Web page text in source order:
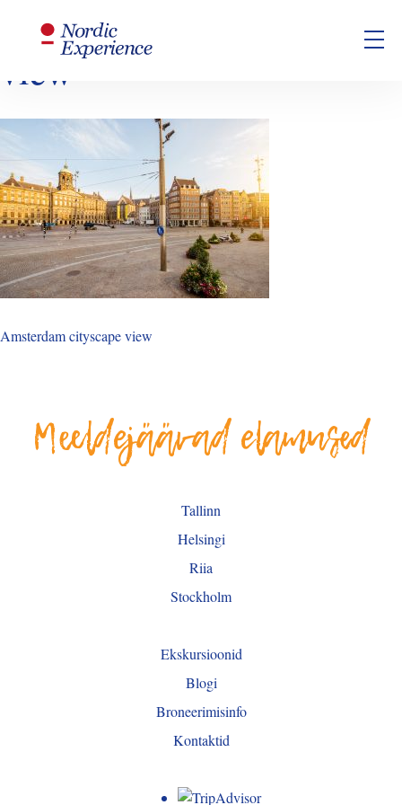
Amsterdam cityscape
view
Amsterdam cityscape view
Meeldejäävad elamused
Tallinn
Helsingi
Riia
Stockholm
Ekskursioonid
Blogi
Broneerimisinfo
Kontaktid